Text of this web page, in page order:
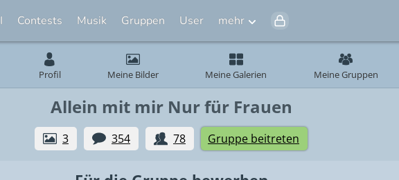
Contests Musik Gruppen User mehr
Profil Meine Bilder Meine Galerien Meine Gruppen
Allein mit mir Nur für Frauen
3 354 78 Gruppe beitreten